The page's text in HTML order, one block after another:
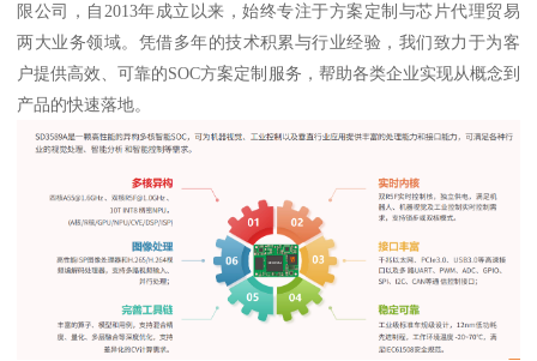
限公司，自2013年成立以来，始终专注于方案定制与芯片代理贸易
两大业务领域。凭借多年的技术积累与行业经验，我们致力于为客
户提供高效、可靠的SOC方案定制服务，帮助各类企业实现从概念到
产品的快速落地。